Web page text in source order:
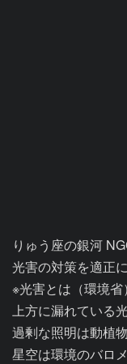
りゅう座の銀河
光害の対策を適正
※光害とは（環境
上方に漏れている
過剰な照明は動植
星空は環境のバロ